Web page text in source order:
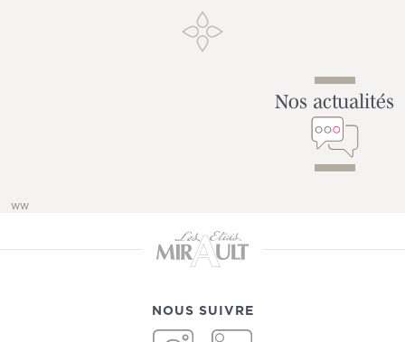
Nos actualités
ww
NOUS SUIVRE
INSTAGRAM